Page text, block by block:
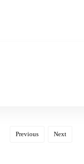
Previous Next